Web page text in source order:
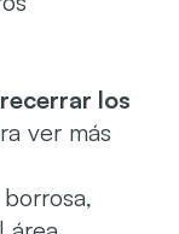
los
ver más